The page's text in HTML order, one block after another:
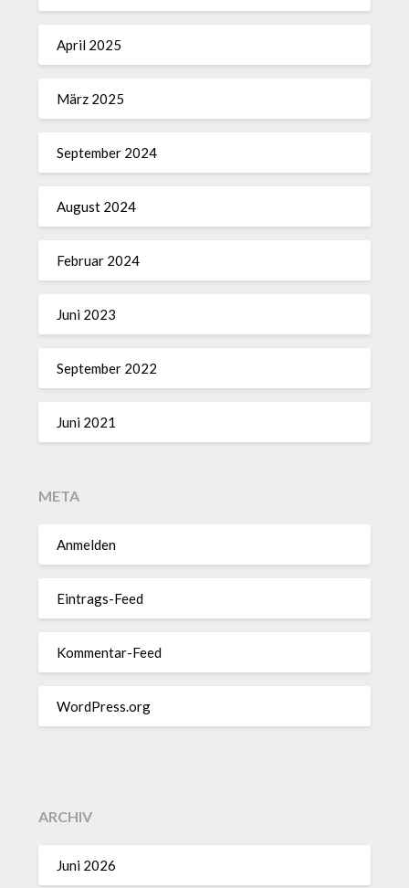
April 2025
März 2025
September 2024
August 2024
Februar 2024
Juni 2023
September 2022
Juni 2021
META
Anmelden
Eintrags-Feed
Kommentar-Feed
WordPress.org
ARCHIV
Juni 2026